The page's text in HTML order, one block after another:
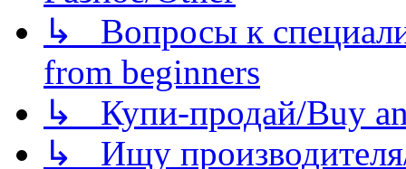
↳ Вопросы к
from beginners
↳ Купи-продай/Buy
↳ Ищу